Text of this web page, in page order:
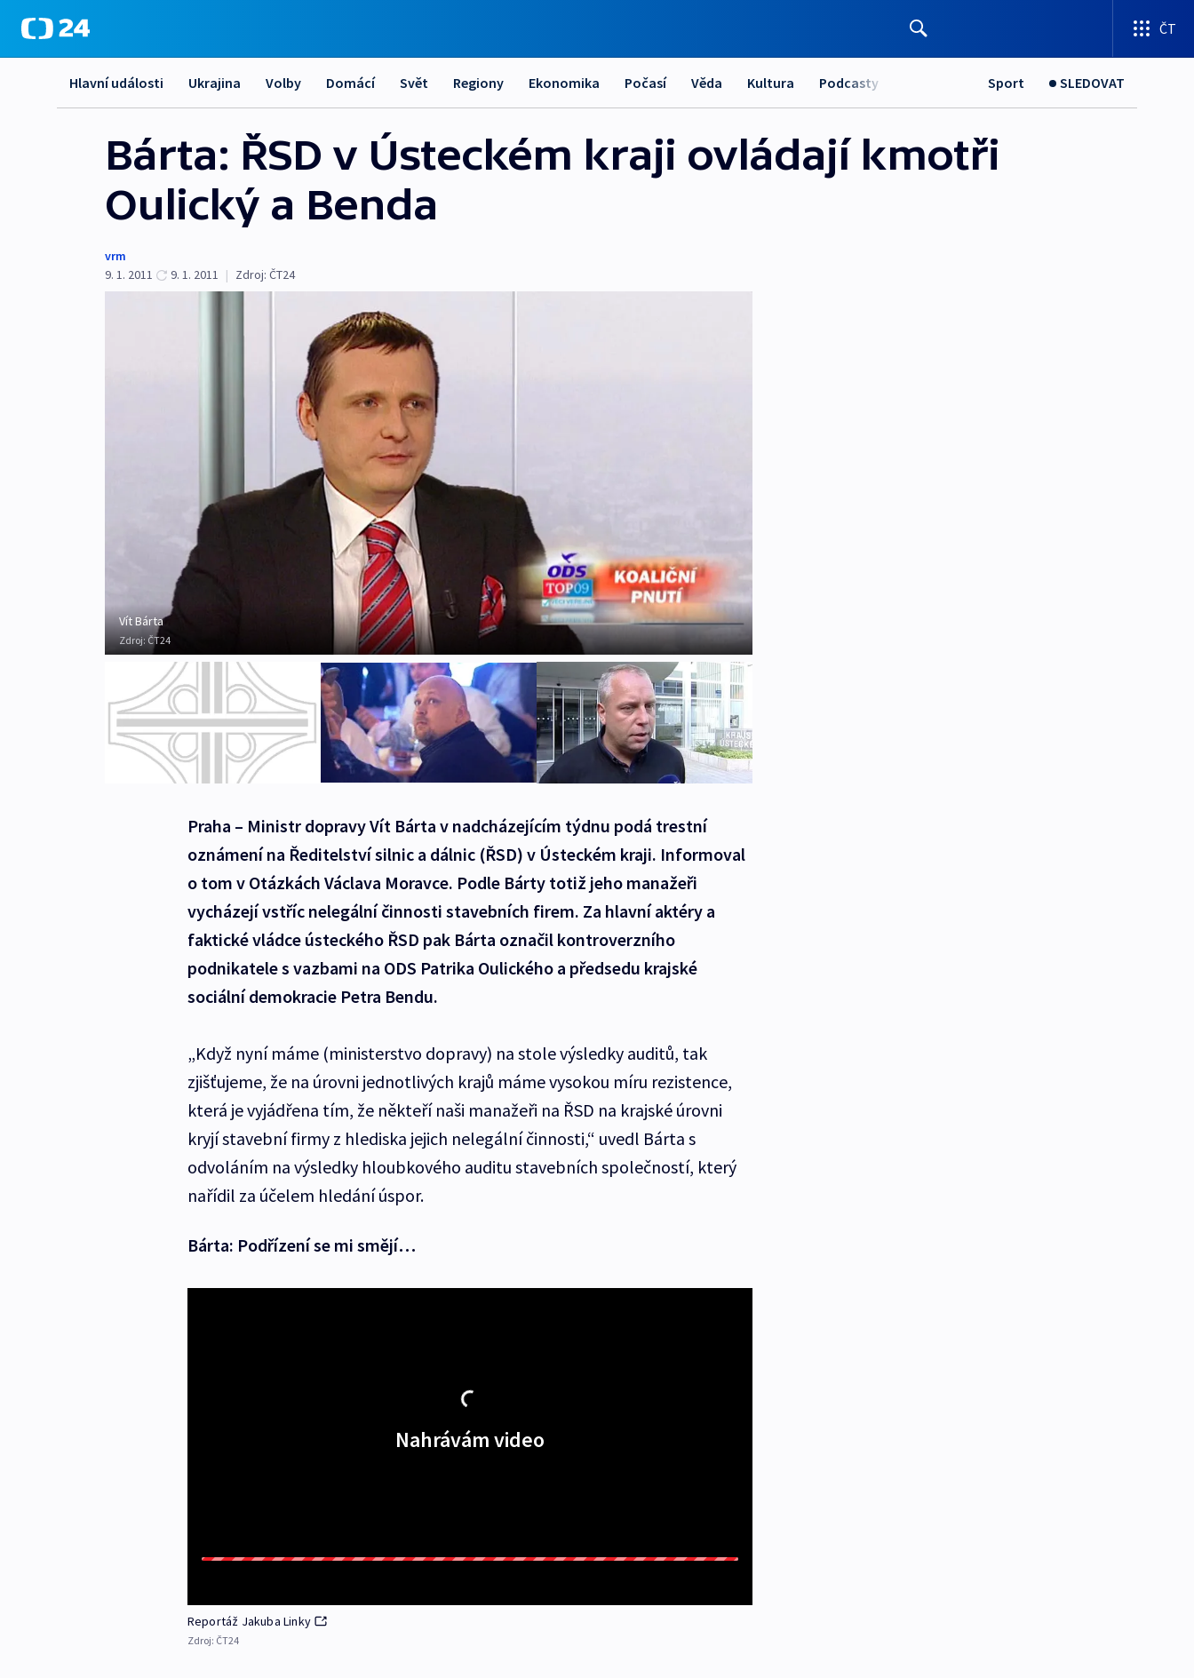
ČT
Hlavní události Ukrajina Volby Domácí Svět Regiony Ekonomika Počasí Věda Kultura Podcasty Sport SLEDOVAT
Bárta: ŘSD v Ústeckém kraji ovládají kmotři
Oulický a Benda
vrm
9. 1. 2011
9. 1. 2011 | Zdroj: ČT24
Vít Bárta
Zdroj:ČT24
Praha – Ministr dopravy Vít Bárta v nadcházejícím týdnu podá trestní
oznámení na Ředitelství silnic a dálnic (ŘSD) v Ústeckém kraji. Informoval
o tom v Otázkách Václava Moravce. Podle Bárty totiž jeho manažeři
vycházejí vstříc nelegální činnosti stavebních firem. Za hlavní aktéry a
faktické vládce ústeckého ŘSD pak Bárta označil kontroverzního
podnikatele s vazbami na ODS Patrika Oulického a předsedu krajské
sociální demokracie Petra Bendu.
„Když nyní máme (ministerstvo dopravy) na stole výsledky auditů, tak
zjišťujeme, že na úrovni jednotlivých krajů máme vysokou míru rezistence,
která je vyjádřena tím, že někteří naši manažeři na ŘSD na krajské úrovni
kryjí stavební firmy z hlediska jejich nelegální činnosti,“ uvedl Bárta s
odvoláním na výsledky hloubkového auditu stavebních společností, který
nařídil za účelem hledání úspor.
Bárta: Podřízení se mi smějí…
Nahrávám video
Reportáž Jakuba Linky
Zdroj: ČT24